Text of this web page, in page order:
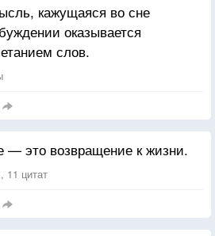
кажущаяся во сне
оказывается
слов.
— это возвращение к жизни.
11 цитат